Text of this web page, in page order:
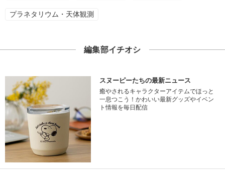
プラネタリウム・天体観測
編集部イチオシ
スヌーピーたちの最新ニュース
癒やされるキャラクターアイテムでほっと
一息つこう！かわいい最新グッズやイベン
ト情報を毎日配信